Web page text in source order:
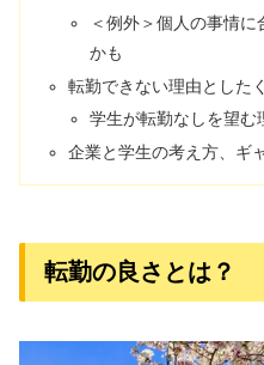
＜例外＞個人の事情
かも
転勤できない理由とした
学生が転勤なしを望む
企業と学生の考え方、ギ
転勤の良さとは？